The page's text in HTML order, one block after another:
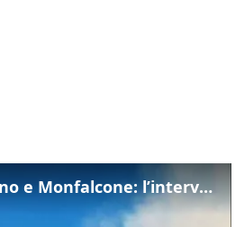
Incendio tra Duino e Monfalcone: l’intervento dei vigili del fuoco